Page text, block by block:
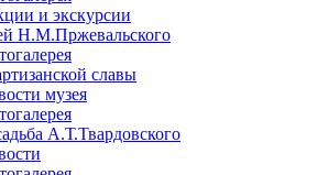
и экскурсии
Н.М.Пржевальского
славы
музея
А.Т.Твардовского